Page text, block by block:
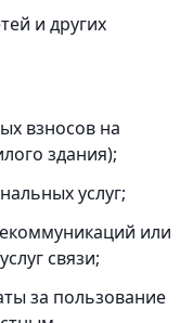
и других
взносов на
здания);
услуг;
или
связи;
за пользование